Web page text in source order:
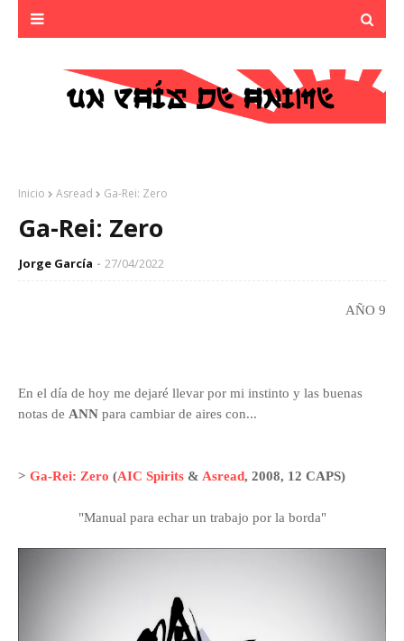
Inicio Asread Ga-Rei: Zero
Ga-Rei: Zero
Jorge García 27/04/2022
AÑO 9
En el día de hoy me dejaré llevar por mi instinto y las buenas
notas de ANN para cambiar de aires con...
> Ga-Rei: Zero (AIC Spirits & Asread, 2008, 12 CAPS)
"Manual para echar un trabajo por la borda"